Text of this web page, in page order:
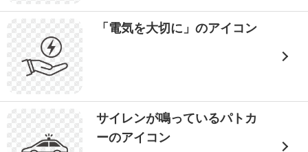
「電気を大切に」のアイコン
サイレンが鳴っているパトカ
ーのアイコン